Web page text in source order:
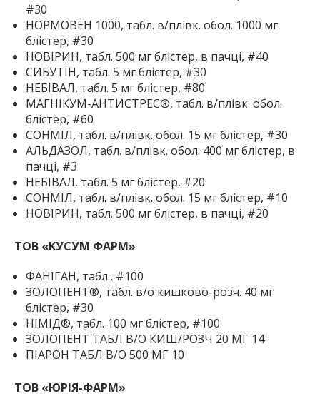
#30
НОРМОВЕН 1000, табл. в/плівк. обол. 1000 мг
блістер, #30
НОВІРИН, табл. 500 мг блістер, в пачці, #40
СИБУТІН, табл. 5 мг блістер, #30
НЕБІВАЛ, табл. 5 мг блістер, #80
МАГНІКУМ-АНТИСТРЕС®, табл. в/плівк. обол.
блістер, #60
СОНМІЛ, табл. в/плівк. обол. 15 мг блістер, #30
АЛЬДАЗОЛ, табл. в/плівк. обол. 400 мг блістер, в
пачці, #3
НЕБІВАЛ, табл. 5 мг блістер, #20
СОНМІЛ, табл. в/плівк. обол. 15 мг блістер, #10
НОВІРИН, табл. 500 мг блістер, в пачці, #20
ТОВ «КУСУМ ФАРМ»
ФАНІГАН, табл., #100
ЗОЛОПЕНТ®, табл. в/о кишково-розч. 40 мг
блістер, #30
НІМІД®, табл. 100 мг блістер, #100
ЗОЛОПЕНТ ТАБЛ В/О КИШ/РОЗЧ 20 МГ 14
ПІАРОН ТАБЛ В/О 500 МГ 10
ТОВ «ЮРІЯ-ФАРМ»